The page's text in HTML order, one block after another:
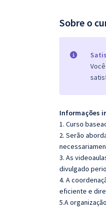
Sobre o
Informações
1. Curso
2. Serão
3. As
divulgado
4. A
eficiente e
5.A